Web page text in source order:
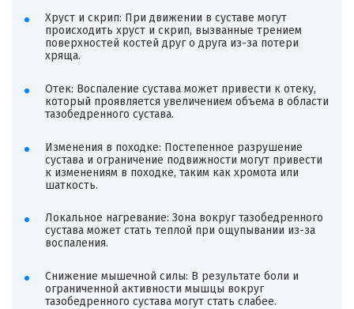
Хруст и скрип: При движении в суставе могут
происходить хруст и скрип, вызванные трением
поверхностей костей друг о друга из-за потери
хряща.
Отек: Воспаление сустава может привести к отеку,
который проявляется увеличением объема в области
тазобедренного сустава.
Изменения в походке: Постепенное разрушение
сустава и ограничение подвижности могут привести
к изменениям в походке, таким как хромота или
шаткость.
Локальное нагревание: Зона вокруг тазобедренного
сустава может стать теплой при ощупывании из-за
воспаления.
Снижение мышечной силы: В результате боли и
ограниченной активности мышцы вокруг
тазобедренного сустава могут стать слабее.